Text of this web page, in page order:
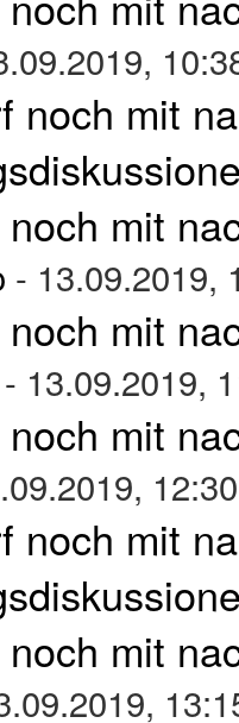
noch mit
mit
- 13.09.2019,
mit
- 13.09.2019,
mit
12:30
noch mit
mit